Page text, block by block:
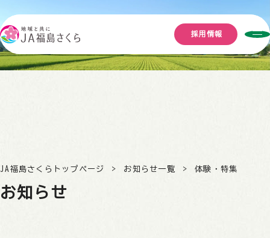
採用情報
JA福島さくらトップページ お知らせ一覧 体験・特集
お知らせ